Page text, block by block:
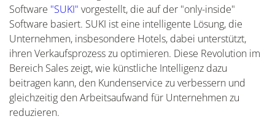
Software "SUKI" vorgestellt, die auf der "only-inside"
Software basiert. SUKI ist eine intelligente Lösung, die
Unternehmen, insbesondere Hotels, dabei unterstützt,
ihren Verkaufsprozess zu optimieren. Diese Revolution im
Bereich Sales zeigt, wie künstliche Intelligenz dazu
beitragen kann, den Kundenservice zu verbessern und
gleichzeitig den Arbeitsaufwand für Unternehmen zu
reduzieren.